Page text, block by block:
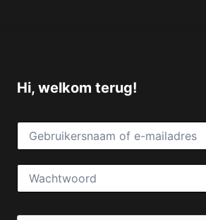
Hi, welkom terug!